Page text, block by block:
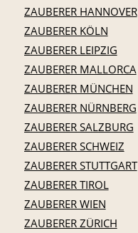
ZAUBERER HANNOVER
ZAUBERER KÖLN
ZAUBERER LEIPZIG
ZAUBERER MALLORCA
ZAUBERER MÜNCHEN
ZAUBERER NÜRNBERG
ZAUBERER SALZBURG
ZAUBERER SCHWEIZ
ZAUBERER STUTTGART
ZAUBERER TIROL
ZAUBERER WIEN
ZAUBERER ZÜRICH